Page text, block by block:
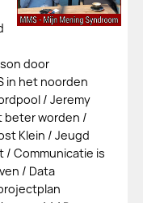
door
in het noorden
/ Jeremy
beter worden /
Klein / Jeugd
/ Communicatie is
/ Data